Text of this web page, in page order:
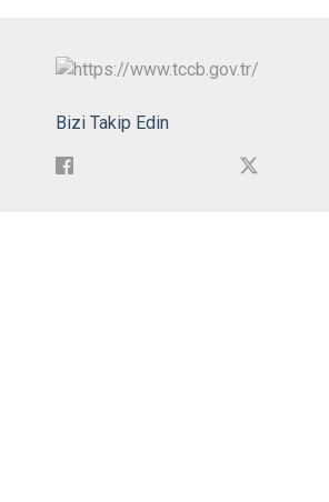
Bizi Takip Edin